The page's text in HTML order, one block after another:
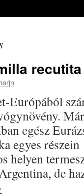
recutita
Európából
egész
egyes
helyen
de